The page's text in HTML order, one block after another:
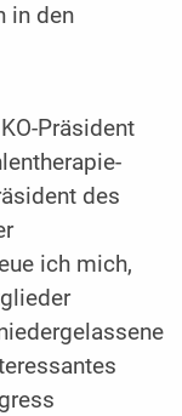
in den
Präsident
des
ich mich,